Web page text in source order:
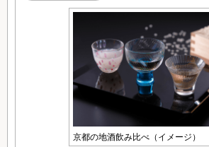
京都の地酒飲み比べ（イメージ）